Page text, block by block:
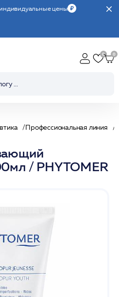
индивидуальные цены
Профессиональная линия
/ PHYTOMER